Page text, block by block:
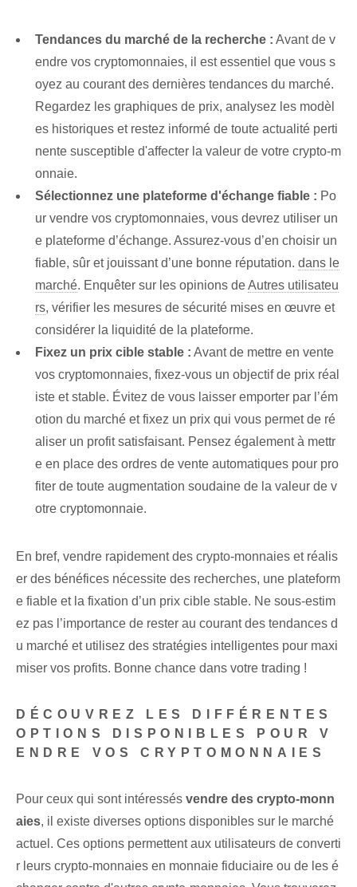
Tendances du marché de la recherche : Avant de v
endre vos cryptomonnaies, il est essentiel que vous s
oyez au courant des dernières tendances du marché.
Regardez les graphiques de prix, analysez les modèl
es historiques et restez informé de toute actualité perti
nente susceptible d'affecter la valeur de votre crypto-m
onnaie.
Sélectionnez une plateforme d'échange fiable : Po
ur vendre vos cryptomonnaies, vous devrez utiliser un
e plateforme d’échange. Assurez-vous d’en choisir un
fiable, sûr et jouissant d’une bonne réputation. dans le
marché. Enquêter sur les opinions deAutres utilisateu
rs, vérifier les mesures de sécurité mises en œuvre et
considérer la liquidité de la plateforme.
Fixez un prix cible stable : Avant de mettre en vente
vos cryptomonnaies, fixez-vous un objectif de prix réal
iste et stable. Évitez de vous laisser emporter par l’ém
otion du marché et fixez un prix qui vous permet de ré
aliser un profit satisfaisant. Pensez également à mettr
e en place des ordres de vente automatiques pour pro
fiter de toute augmentation soudaine de la valeur de v
otre cryptomonnaie.
En bref, vendre rapidement des crypto-monnaies et réalis
er des bénéfices nécessite des recherches, une plateform
e fiable et la fixation d’un prix cible stable. Ne sous-estim
ez pas l’importance de rester au courant des tendances d
u marché et utilisez des stratégies intelligentes pour maxi
miser vos profits. Bonne chance dans votre trading !
DÉCOUVREZ LES DIFFÉRENTES
OPTIONS DISPONIBLES POUR V
ENDRE VOS CRYPTOMONNAIES
Pour ceux qui sont intéressés vendre des crypto-monn
aies, il existe diverses options disponibles sur le marché
actuel. Ces options permettent aux utilisateurs de converti
r leurs crypto-monnaies en monnaie fiduciaire ou de les é